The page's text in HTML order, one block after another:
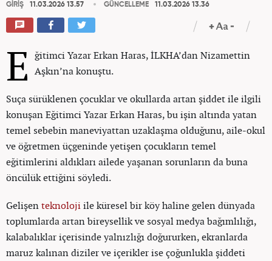
GİRİŞ 11.03.2026 13.57 GÜNCELLEME 11.03.2026 13.36
E ğitimci Yazar Erkan Haras, İLKHA’dan Nizamettin
Aşkın’na konuştu.
Suça sürüklenen çocuklar ve okullarda artan şiddet ile ilgili
konuşan Eğitimci Yazar Erkan Haras, bu işin altında yatan
temel sebebin maneviyattan uzaklaşma olduğunu, aile-okul
ve öğretmen üçgeninde yetişen çocukların temel
eğitimlerini aldıkları ailede yaşanan sorunların da buna
öncülük ettiğini söyledi.
Gelişenteknolojiile küresel bir köy haline gelen dünyada
toplumlarda artan bireysellik ve sosyal medya bağımlılığı,
kalabalıklar içerisinde yalnızlığı doğururken, ekranlarda
maruz kalınan diziler ve içerikler ise çoğunlukla şiddeti